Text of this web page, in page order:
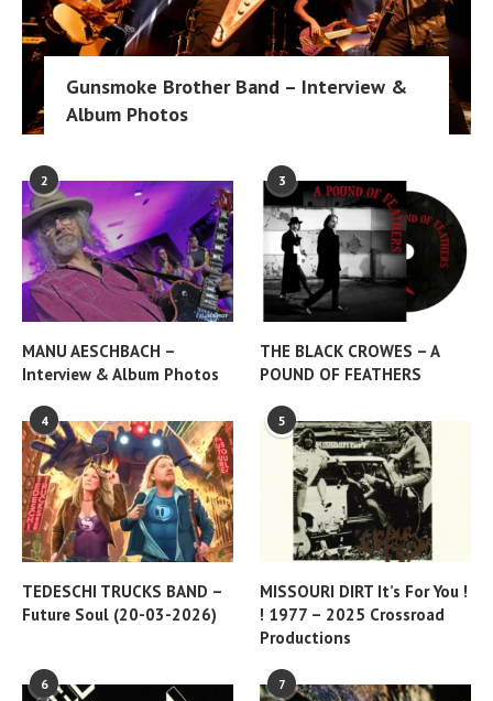
Gunsmoke Brother Band – Interview &
Album Photos
2
MANU AESCHBACH –
Interview & Album Photos
3
THE BLACK CROWES – A
POUND OF FEATHERS
4
TEDESCHI TRUCKS BAND –
Future Soul (20-03-2026)
5
MISSOURI DIRT It’s For You !
! 1977 – 2025 Crossroad
Productions
6 7